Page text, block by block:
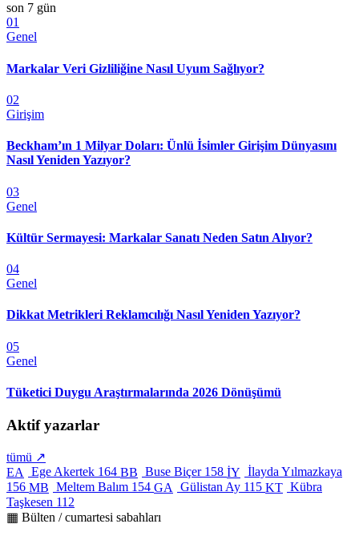
son 7 gün
01
Genel
Markalar Veri Gizliliğine Nasıl Uyum Sağlıyor?
02
Girişim
Beckham’ın 1 Milyar Doları: Ünlü İsimler Girişim Dünyasını
Nasıl Yeniden Yazıyor?
03
Genel
Kültür Sermayesi: Markalar Sanatı Neden Satın Alıyor?
04
Genel
Dikkat Metrikleri Reklamcılığı Nasıl Yeniden Yazıyor?
05
Genel
Tüketici Duygu Araştırmalarında 2026 Dönüşümü
Aktif yazarlar
tümü ↗
EA
Ege Akertek 164 BB Buse Biçer 158 İY İlayda Yılmazkaya
156 MB Meltem Balım 154 GA Gülistan Ay 115 KT Kübra
Taşkesen 112
▦ Bülten / cumartesi sabahları